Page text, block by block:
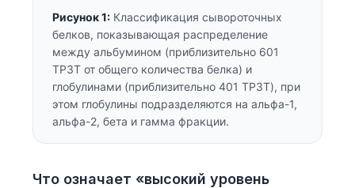
Рисунок 1: Классификация сывороточных
белков, показывающая распределение
между альбумином (приблизительно 601
TP3T от общего количества белка) и
глобулинами (приблизительно 401 TP3T), при
этом глобулины подразделяются на альфа-1,
альфа-2, бета и гамма фракции.
Что означает «высокий уровень